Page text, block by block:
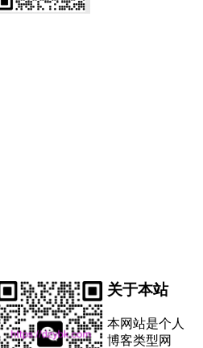
关于本站
本网站是个人
博客类型网